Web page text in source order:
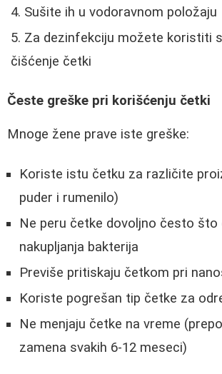
Sušite ih u vodoravnom položaju
Za dezinfekciju možete koristiti
čišćenje četki
Česte greške pri korišćenju četki
Mnoge žene prave iste greške:
Koriste istu četku za različite
puder i rumenilo)
Ne peru četke dovoljno često što
nakupljanja bakterija
Previše pritiskaju četkom pri
Koriste pogrešan tip četke za
Ne menjaju četke na vreme
zamena svakih 6-12 meseci)